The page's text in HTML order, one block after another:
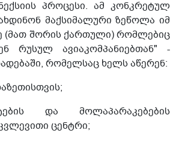
პროცესი. ამ კონკრეტულ
მაქსიმალური ზეწოლა იმ
(მათ შორის ქართული) რომლებიც
რუსულ ავიაკომპანიებთან" -
რომელსაც ხელს აწერენ:
და მოლაპარაკებების
ცენტრი;